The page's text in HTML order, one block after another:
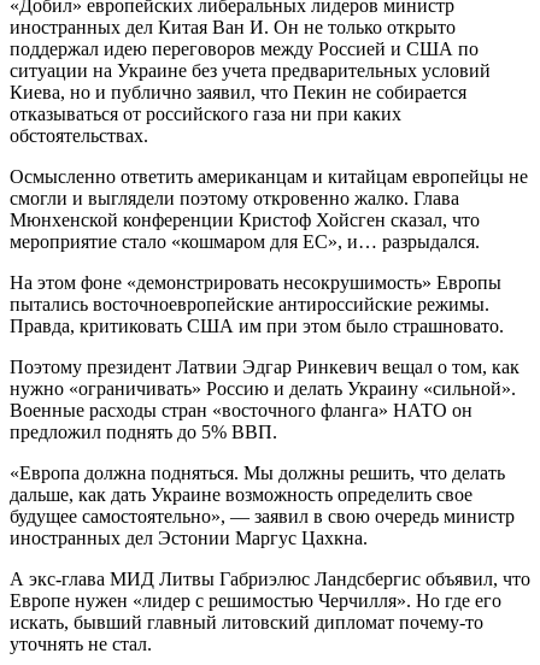
«Добил» европейских либеральных лидеров министр
иностранных дел Китая Ван И. Он не только открыто
поддержал идею переговоров между Россией и США по
ситуации на Украине без учета предварительных условий
Киева, но и публично заявил, что Пекин не собирается
отказываться от российского газа ни при каких
обстоятельствах.
Осмысленно ответить американцам и китайцам европейцы не
смогли и выглядели поэтому откровенно жалко. Глава
Мюнхенской конференции Кристоф Хойсген сказал, что
мероприятие стало «кошмаром для ЕС», и… разрыдался.
На этом фоне «демонстрировать несокрушимость» Европы
пытались восточноевропейские антироссийские режимы.
Правда, критиковать США им при этом было страшновато.
Поэтому президент Латвии Эдгар Ринкевич вещал о том, как
нужно «ограничивать» Россию и делать Украину «сильной».
Военные расходы стран «восточного фланга» НАТО он
предложил поднять до 5% ВВП.
«Европа должна подняться. Мы должны решить, что делать
дальше, как дать Украине возможность определить свое
будущее самостоятельно», — заявил в свою очередь министр
иностранных дел Эстонии Маргус Цахкна.
А экс-глава МИД Литвы Габриэлюс Ландсбергис объявил, что
Европе нужен «лидер с решимостью Черчилля». Но где его
искать, бывший главный литовский дипломат почему-то
уточнять не стал.